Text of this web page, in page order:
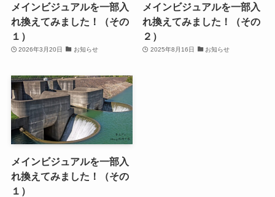
メインビジュアルを一部入
れ換えてみました！（その
１）
2026年3月20日 お知らせ
メインビジュアルを一部入
れ換えてみました！（その
２）
2025年8月16日 お知らせ
メインビジュアルを一部入
れ換えてみました！（その
１）